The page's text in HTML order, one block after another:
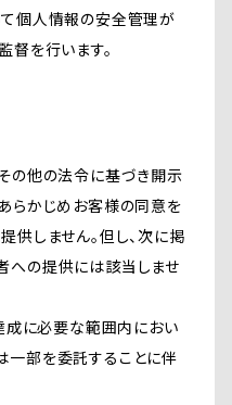
個人情報の安全管理が
督を行います。
の他の法令に基づき開示
らかじめお客様の同意を
供しません。但し、次に掲
への提供には該当しませ
成に必要な範囲内におい
部を委託することに伴